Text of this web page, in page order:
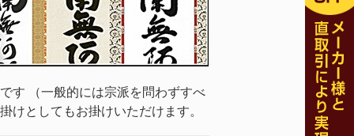
す （一般的には宗派を問わずすべ
けとしてもお掛けいただけます。